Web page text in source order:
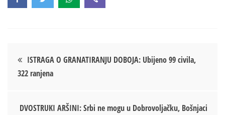
Кретање
чланка
ISTRAGA O GRANATIRANJU DOBOJA: Ubijeno 99 civila,
322 ranjena
DVOSTRUKI ARŠINI: Srbi ne mogu u Dobrovoljačku, Bošnjaci